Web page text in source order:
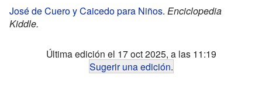
José de Cuero y Caicedo para Niños. Enciclopedia
Kiddle.
Última edición el 17 oct 2025, a las 11:19
Sugerir una edición.